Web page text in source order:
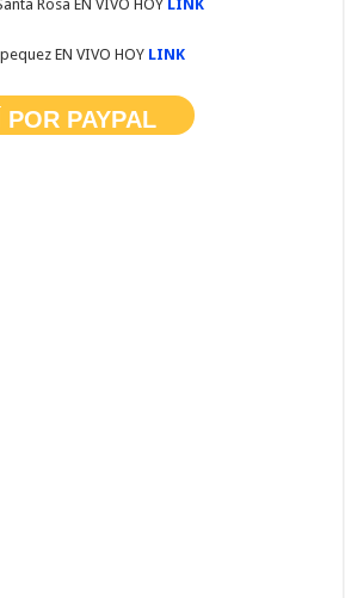
Rosa EN VIVO HOY LINK
EN VIVO HOY LINK
PAYPAL